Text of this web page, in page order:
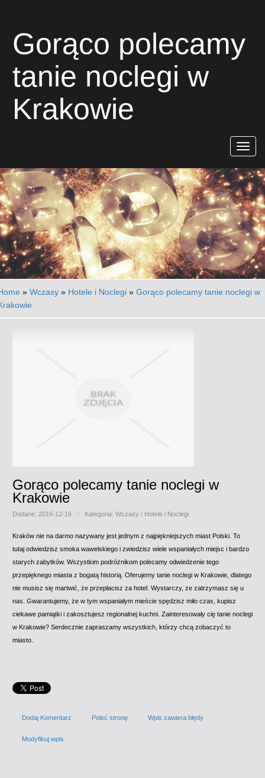
Gorąco polecamy
tanie noclegi w
Krakowie
Rozwiń
» Wczasy » Hotele i Noclegi » Gorąco polecamy tanie noclegi w
Gorąco polecamy tanie noclegi w
Krakowie
Dodane: 2016-12-16 :: Kategoria: Wczasy / Hotele i Noclegi
Kraków nie na darmo nazywany jest jednym z najpiękniejszych miast Polski. To
tutaj odwiedzisz smoka wawelskiego i zwiedzisz wiele wspaniałych miejsc i bardzo
starych zabytków. Wszystkim podróżnikom polecamy odwiedzenie tego
przepięknego miasta z bogatą historią. Oferujemy tanie noclegi w Krakowie, dlatego
nie musisz się martwić, że przepłacisz za hotel. Wystarczy, ze zatrzymasz się u
nas. Gwarantujemy, że w tym wspaniałym mieście spędzisz miło czas, kupisz
ciekawe pamiątki i zakosztujesz regionalnej kuchni. Zainteresowały cię tanie noclegi
w Krakowie? Serdecznie zapraszamy wszystkich, którzy chcą zobaczyć to
miasto.
Dodaj Komentarz Poleć stronę Wpis zawiera błędy
Modyfikuj wpis